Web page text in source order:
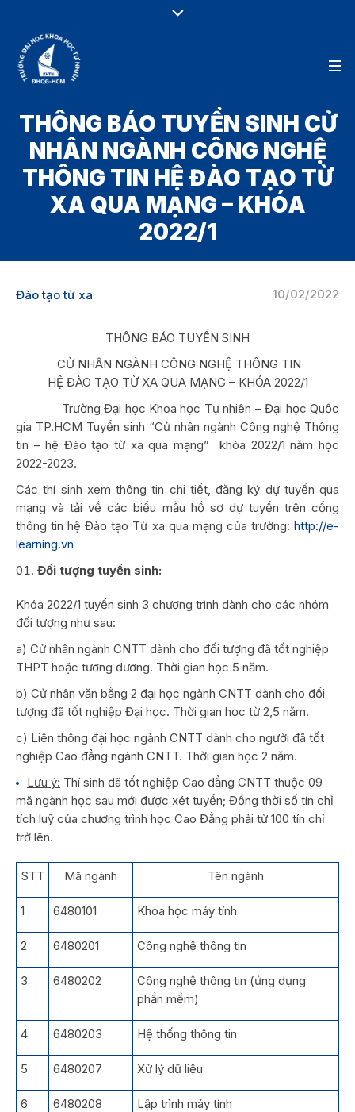
THÔNG BÁO TUYỂN SINH CỬ
NHÂN NGÀNH CÔNG NGHỆ
THÔNG TIN HỆ ĐÀO TẠO TỪ
XA QUA MẠNG – KHÓA
2022/1
10/02/2022
Đào tạo từ xa
THÔNG BÁO TUYỂN SINH
CỬ NHÂN NGÀNH CÔNG NGHỆ THÔNG TIN
HỆ ĐÀO TẠO TỪ XA QUA MẠNG – KHÓA 2022/1
Trường Đại học Khoa học Tự nhiên – Đại học Quốc
gia TP.HCM Tuyển sinh “Cử nhân ngành Công nghệ Thông
tin – hệ Đào tạo từ xa qua mạng” khóa 2022/1 năm học
2022-2023.
Các thí sinh xem thông tin chi tiết, đăng ký dự tuyển qua
mạng và tải về các biểu mẫu hồ sơ dự tuyển trên cổng
thông tin hệ Đào tạo Từ xa qua mạng của trường: http://e-
learning.vn
Đối tượng tuyển sinh:
Khóa 2022/1 tuyển sinh 3 chương trình dành cho các nhóm
đối tượng như sau:
a) Cử nhân ngành CNTT dành cho đối tượng đã tốt nghiệp
THPT hoặc tương đương. Thời gian học 5 năm.
b) Cử nhân văn bằng 2 đại học ngành CNTT dành cho đối
tượng đã tốt nghiệp Đại học. Thời gian học từ 2,5 năm.
c) Liên thông đại học ngành CNTT dành cho người đã tốt
nghiệp Cao đẳng ngành CNTT. Thời gian học 2 năm.
Lưu ý: Thí sinh đã tốt nghiệp Cao đẳng CNTT thuộc 09
mã ngành học sau mới được xét tuyển; Đồng thời số tín chỉ
tích luỹ của chương trình học Cao Đẳng phải từ 100 tín chỉ
trở lên.
STT Mã ngành Tên ngành
1 6480101 Khoa học máy tính
2 6480201 Công nghệ thông tin
3 6480202
Công nghệ thông tin (ứng dụng
phần mềm)
4 6480203 Hệ thống thông tin
5 6480207 Xử lý dữ liệu
6 6480208 Lập trình máy tính